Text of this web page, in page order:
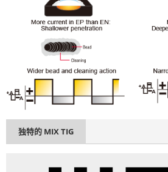
独特的 MIX TIG